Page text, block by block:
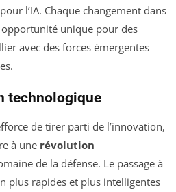
l’IA. Chaque changement dans
unique pour des
avec des forces émergentes
technologique
de tirer parti de l’innovation,
à une révolution
de la défense. Le passage à
plus rapides et plus intelligentes